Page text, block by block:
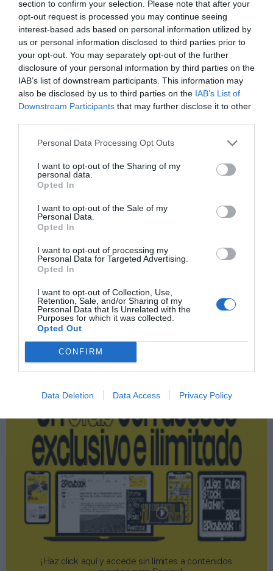
section to confirm your selection. Please note that after your
opt-out request is processed you may continue seeing
interest-based ads based on personal information utilized by
us or personal information disclosed to third parties prior to
your opt-out. You may separately opt-out of the further
disclosure of your personal information by third parties on the
IAB’s list of downstream participants. This information may
also be disclosed by us to third parties on the IAB’s List of
Downstream Participants that may further disclose it to other
Personal Data Processing Opt Outs
I want to opt-out of the Sharing of my
personal data.
Opted In
I want to opt-out of the Sale of my
Personal Data.
Opted In
I want to opt-out of processing my
Personal Data for Targeted Advertising.
Opted In
I want to opt-out of Collection, Use,
Retention, Sale, and/or Sharing of my
Personal Data that Is Unrelated with the
Purposes for which it was collected.
Opted Out
CONFIRM
Data Deletion Data Access Privacy Policy
Índex2P
Google
actualidad del sector, además de ofrecer un recap de los
principales contratos de patrocinio cerrados en España,
Europa y Norteamérica en los últimos 30 días.Aquí
puedes apuntarte gratis.
Añadir 2Playbookcomo fuente preferida de Google
de forma gratuita
Mantente informado con las últimas noticias de actualidad.
ACTIVAR AHORA
Publicidad
2Playbook Club
¡Haz click aquí y accede sin límites a contenidos